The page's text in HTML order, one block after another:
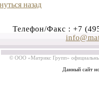
назад
Телефон/Факс : +7
© ООО «Матрикс Групп»
Данный сайт